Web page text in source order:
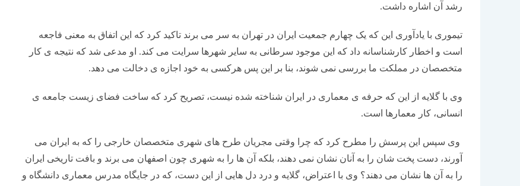
رشد آن اشاره داشت.
تیموری با یادآوری این که یک چهارم جمعیت ایران در تهران به سر می برند تاکید کرد که این اتفاق به معنی فاجعه
است و اخطار کارشناسانه داد که این موجود سرطانی به سایر شهرها سرایت می کند. او مدعی شد که نتیجه ی کار
متخصصان در مملکت ما بررسی نمی شوند، بنا بر این پس هرکسی به خود اجازه ی دخالت می دهد.
وی با گلایه از این که حرفه ی معماری در ایران شناخته شده نیست، تصریح کرد که ساخت فضای زیست جامعه ی
انسانی، کار معمارها است.
وی سپس این پرسش را مطرح کرد که چرا وقتی مجریان طرح های شهری متخصصان خارجی را که به ایران می
آورند، دست پخت شان را به آنان نشان نمی دهند، بلکه آن ها را به شهری چون اصفهان می برند و بافت تاریخی ایران
را به آن ها نشان می دهند؟ وی با اعتراض، گلایه و درد دل هایی از این دست، که در جایگاه مدرس معماری دانشگاه و